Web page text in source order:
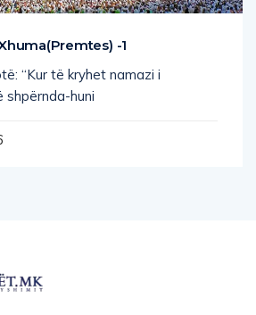
-1
“Kur të kryhet namazi i
shpërnda-huni